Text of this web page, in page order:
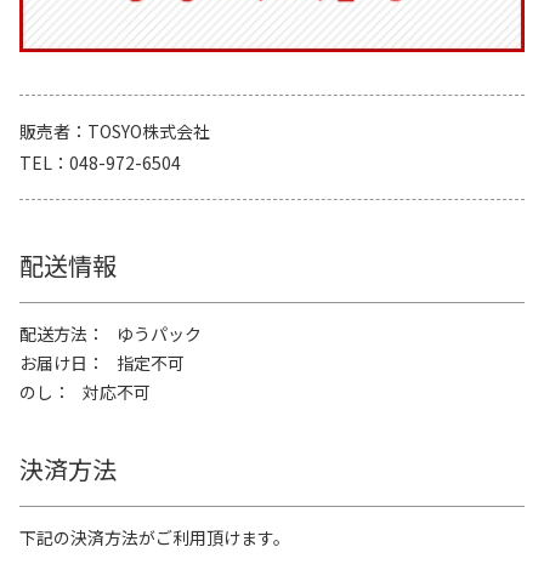
販売者
TOSYO株式会社
TEL
048-972-6504
配送情報
配送方法
ゆうパック
お届け日
指定不可
のし
対応不可
決済方法
下記の決済方法がご利用頂けます。